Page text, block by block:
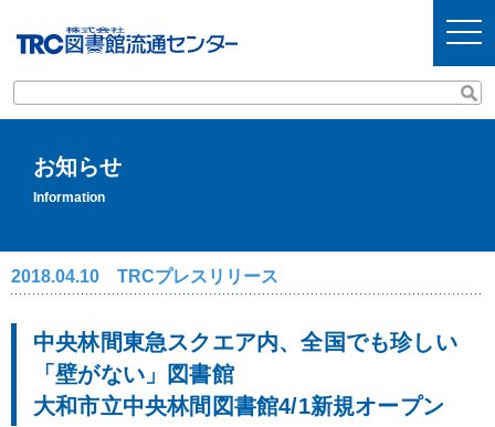
t
o
g
l
e
お知らせ
Information
2018.04.10 TRCプレスリリース
中央林間東急スクエア内、全国でも珍しい
「壁がない」図書館
大和市立中央林間図書館4/1新規オープン